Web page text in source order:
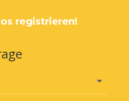
registrieren!